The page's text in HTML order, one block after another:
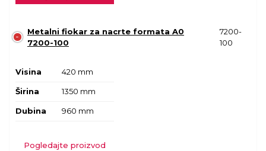
Metalni fiokar za nacrte formata A0
7200-100
7200-
100
Visina 420 mm
Širina 1350 mm
Dubina 960 mm
Pogledajte proizvod